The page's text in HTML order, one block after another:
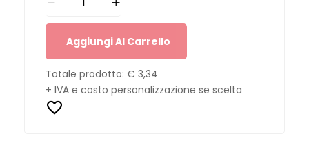
Aggiungi Al Carrello
Totale prodotto: € 3,34
+ IVA e costo personalizzazione se scelta